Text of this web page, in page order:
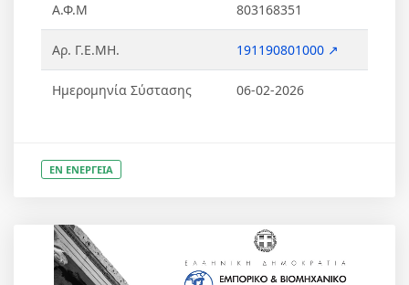
Α.Φ.Μ 803168351
Αρ. Γ.Ε.ΜΗ. 191190801000 ↗
Ημερομηνία Σύστασης 06-02-2026
ΕΝ ΕΝΕΡΓΕΙΑ